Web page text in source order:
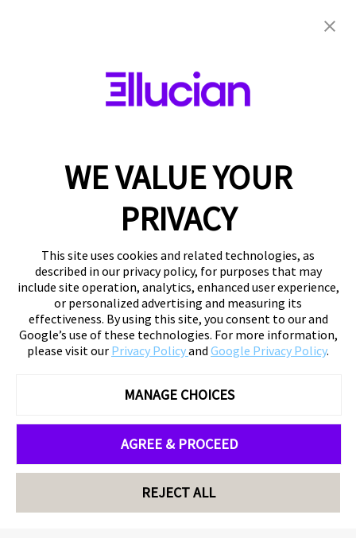
WE VALUE YOUR
PRIVACY
This site uses cookies and related technologies, as
described in our privacy policy, for purposes that may
include site operation, analytics, enhanced user experience,
or personalized advertising and measuring its
effectiveness. By using this site, you consent to our and
Google’s use of these technologies. For more information,
please visit our Privacy Policyand Google Privacy Policy.
MANAGE CHOICES
AGREE & PROCEED
REJECT ALL